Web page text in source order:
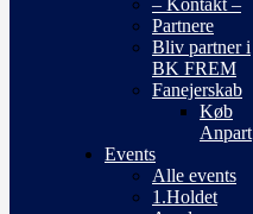
– Kontakt –
Partnere
Bliv partner i
BK FREM
Fanejerskab
Køb
Anpart
Events
Alle events
1.Holdet